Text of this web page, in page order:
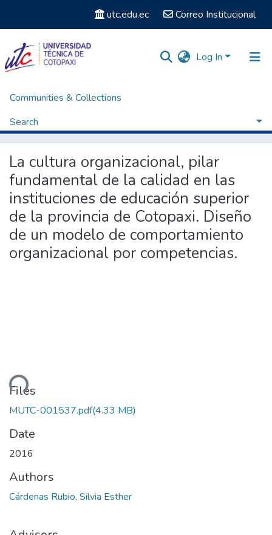
utc.edu.ec Correo Institucional
Log In
Communities & Collections
Search
Home Posgrados
La cultura organizacional, pilar fundamental de la calidad en las instituciones de educación superior de la provincia de Cotopaxi. Diseño de un modelo de comportamiento organizacional por competencias.
La cultura organizacional, pilar
fundamental de la calidad en las
instituciones de educación superior
de la provincia de Cotopaxi. Diseño
de un modelo de comportamiento
organizacional por competencias.
Files
MUTC-001537.pdf(4.33 MB)
Date
2016
Authors
Cárdenas Rubio, Silvia Esther